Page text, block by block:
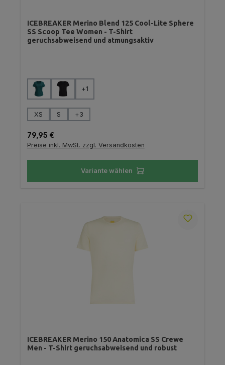
ICEBREAKER Merino Blend 125 Cool-Lite Sphere
SS Scoop Tee Women - T-Shirt
geruchsabweisend und atmungsaktiv
Farbe auswählen
+1
Größe auswählen
XS S +3
Regulärer Preis:
79,95 €
Preise inkl. MwSt. zzgl. Versandkosten
Variante wählen
ICEBREAKER Merino 150 Anatomica SS Crewe
Men - T-Shirt geruchsabweisend und robust